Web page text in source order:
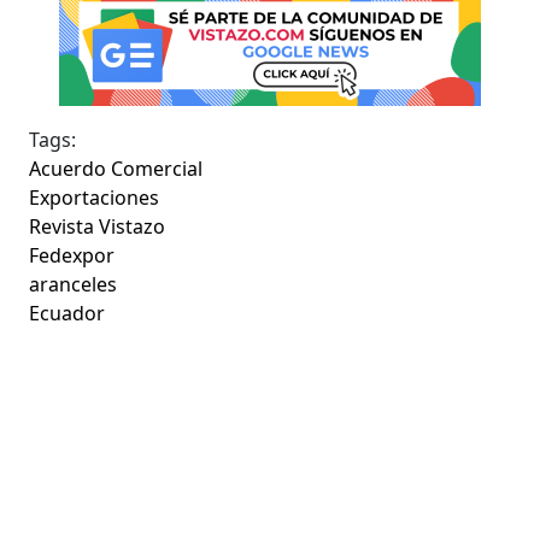
Tags:
Acuerdo Comercial
Exportaciones
Revista Vistazo
Fedexpor
aranceles
Ecuador